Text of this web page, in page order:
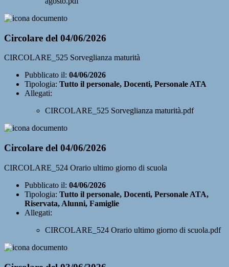
Circolare del 04/06/2026
CIRCOLARE_525 Sorveglianza maturità
Pubblicato il: 04/06/2026
Tipologia: Tutto il personale, Docenti, Personale ATA
Allegati:
CIRCOLARE_525 Sorveglianza maturità.pdf
Circolare del 04/06/2026
CIRCOLARE_524 Orario ultimo giorno di scuola
Pubblicato il: 04/06/2026
Tipologia: Tutto il personale, Docenti, Personale ATA,
Riservata, Alunni, Famiglie
Allegati:
CIRCOLARE_524 Orario ultimo giorno di scuola.pdf